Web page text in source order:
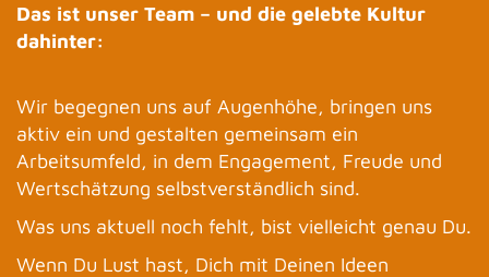
Das ist unser Team – und die gelebte Kultur
dahinter:
Wir begegnen uns auf Augenhöhe, bringen uns
aktiv ein und gestalten gemeinsam ein
Arbeitsumfeld, in dem Engagement, Freude und
Wertschätzung selbstverständlich sind.
Was uns aktuell noch fehlt, bist vielleicht genau Du.
Wenn Du Lust hast, Dich mit Deinen Ideen